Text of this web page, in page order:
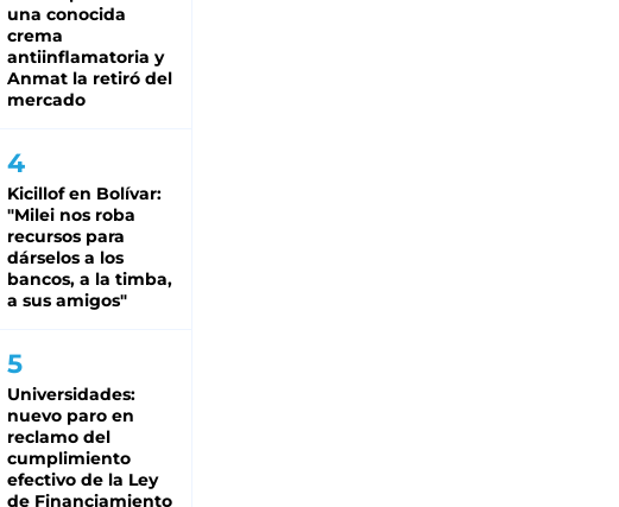
una conocida
crema
antiinflamatoria y
Anmat la retiró del
mercado
Kicillof en Bolívar:
"Milei nos roba
recursos para
dárselos a los
bancos, a la timba,
a sus amigos"
Universidades:
nuevo paro en
reclamo del
cumplimiento
efectivo de la Ley
de Financiamiento